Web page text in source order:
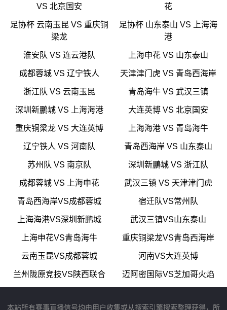
VS 北京国安
花
足协杯 云南玉昆 VS 重庆铜
梁龙
足协杯 山东泰山 VS 上海海
港
淮安队 VS 连云港队 上海申花 VS 山东泰山
成都蓉城 VS 辽宁铁人 天津津门虎 VS 青岛西海岸
浙江队 VS 云南玉昆 青岛海牛 VS 武汉三镇
深圳新鵬城 VS 上海海港 大连英博 VS 北京国安
重庆铜梁龙 VS 大连英博 上海海港 VS 青岛海牛
辽宁铁人 VS 河南队 青岛西海岸 VS 山东泰山
苏州队 VS 南京队 深圳新鵬城 VS 浙江队
成都蓉城 VS 上海申花 武汉三镇 VS 天津津门虎
青岛西海岸VS成都蓉城 宿迁队VS常州队
上海海港VS深圳新鹏城 武汉三镇VS山东泰山
上海申花VS青岛海牛 重庆铜梁龙VS青岛西海岸
云南玉昆VS成都蓉城 河南VS大连英博
兰州陇原竞技VS陕西联合 迈阿密国际VS芝加哥火焰
本站所有赛事直播信号均由用户收集或从搜索引擎搜索整理获得，所